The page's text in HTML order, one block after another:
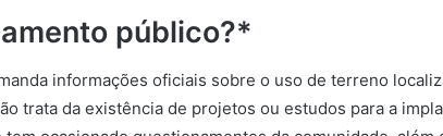
público?*
informações oficiais sobre o uso de terreno
trata da existência de projetos ou estudos para a